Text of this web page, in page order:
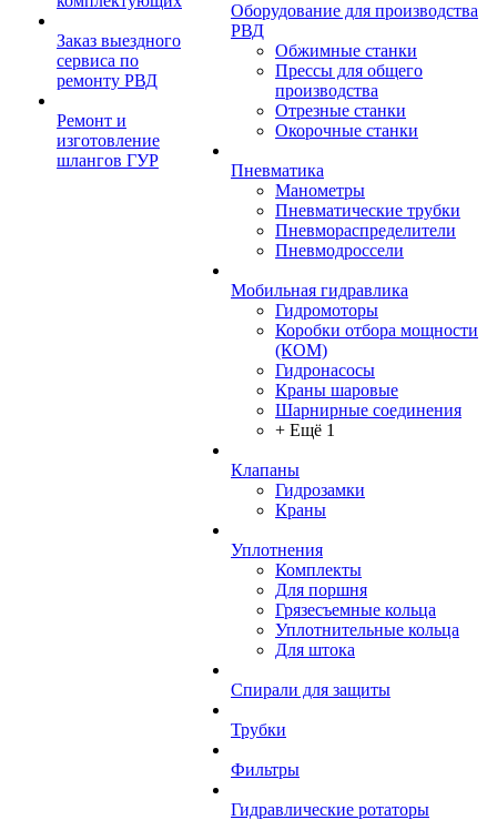
Заказ выездного
сервиса по
ремонту РВД
Ремонт и
изготовление
шлангов ГУР
Оборудование для производства
РВД
Обжимные станки
Прессы для общего
производства
Отрезные станки
Окорочные станки
Пневматика
Манометры
Пневматические трубки
Пневмораспределители
Пневмодроссели
Мобильная гидравлика
Гидромоторы
Коробки отбора мощности
(КОМ)
Гидронасосы
Краны шаровые
Шарнирные соединения
+ Ещё 1
Клапаны
Гидрозамки
Краны
Уплотнения
Комплекты
Для поршня
Грязесъемные кольца
Уплотнительные кольца
Для штока
Спирали для защиты
Трубки
Фильтры
Гидравлические ротаторы